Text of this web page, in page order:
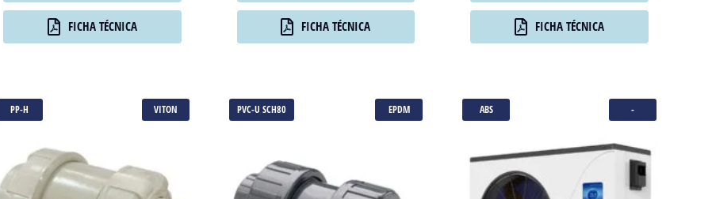
FICHA TÉCNICA FICHA TÉCNICA FICHA TÉCNICA
PP-H VITON PVC-U SCH80 EPDM ABS -